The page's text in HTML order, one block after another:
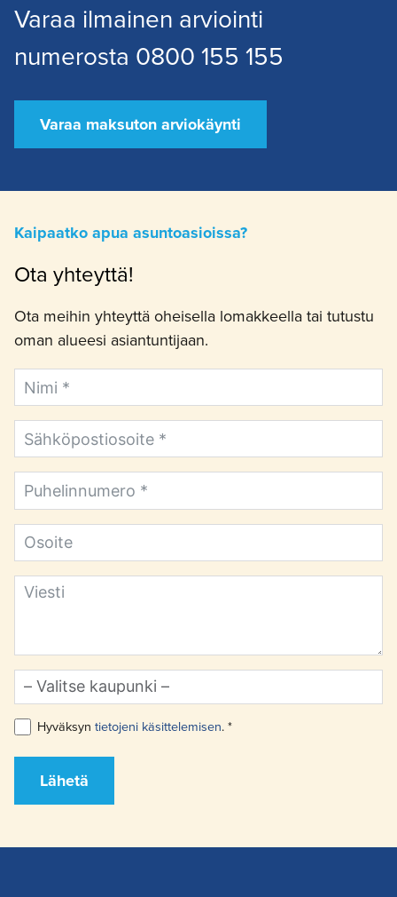
Varaa ilmainen arviointi
numerosta 0800 155 155
Varaa maksuton arviokäynti
Kaipaatko apua asuntoasioissa?
Ota yhteyttä!
Ota meihin yhteyttä oheisella lomakkeella tai tutustu
oman alueesi asiantuntijaan.
Hyväksyn tietojeni käsittelemisen. *
Lähetä